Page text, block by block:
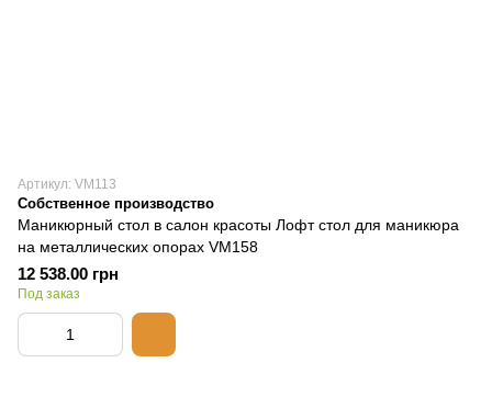
Артикул: VM113
Собственное производство
Маникюрный стол в салон красоты Лофт стол для маникюра
на металлических опорах VM158
12 538.00 грн
Под заказ